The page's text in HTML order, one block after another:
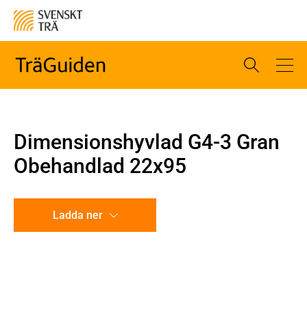
Dimensionshyvlad G4-3 Gran
Obehandlad 22x95
Ladda ner